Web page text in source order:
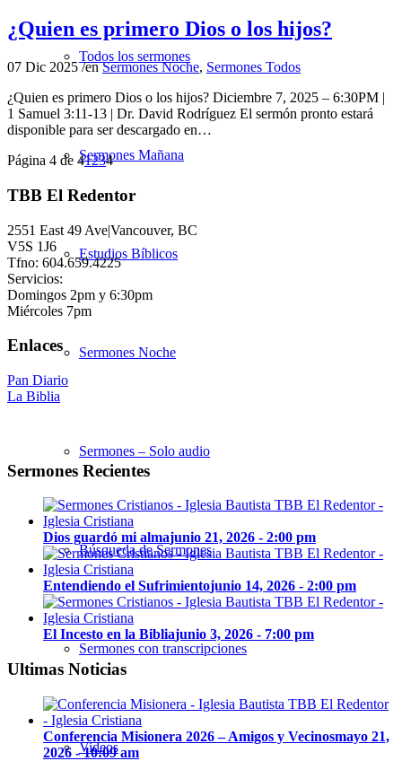
Todos los sermones
Sermones Mañana
Estudios Bíblicos
Sermones Noche
Sermones – Solo audio
Búsqueda de Sermones
Sermones con transcripciones
Videos
¿Quien es primero Dios o los hijos?
07 Dic 2025/enSermones Noche, Sermones Todos
¿Quien es primero Dios o los hijos? Diciembre 7, 2025 – 6:30PM |
1 Samuel 3:11-13 | Dr. David Rodríguez El sermón pronto estará
disponible para ser descargado en…
Página 4 de 41234
TBB El Redentor
2551 East 49 Ave|Vancouver, BC
V5S 1J6
Tfno: 604.659.4225
Servicios:
Domingos 2pm y 6:30pm
Miércoles 7pm
Enlaces
Pan Diario
La Biblia
Sermones Recientes
Dios guardó mi almajunio 21, 2026 - 2:00 pm
Entendiendo el Sufrimientojunio 14, 2026 - 2:00 pm
El Incesto en la Bibliajunio 3, 2026 - 7:00 pm
Ultimas Noticias
Conferencia Misionera 2026 – Amigos y Vecinosmayo 21,
2026 - 10:09 am